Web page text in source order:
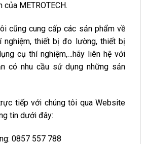
METROTECH.
cũng cung cấp các sản phẩm về
nghiệm, thiết bị đo lường, thiết bị
cụ thí nghiệm,…hãy liên hệ với
có nhu cầu sử dụng những sản
tiếp với chúng tôi qua Website
tin dưới đây:
0857 557 788